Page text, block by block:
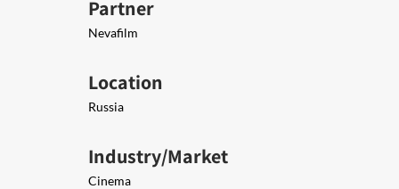
Partner
Nevafilm
Location
Russia
Industry/Market
Cinema